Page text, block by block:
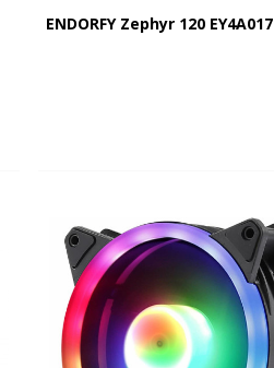
ENDORFY Zephyr 120 EY4A017